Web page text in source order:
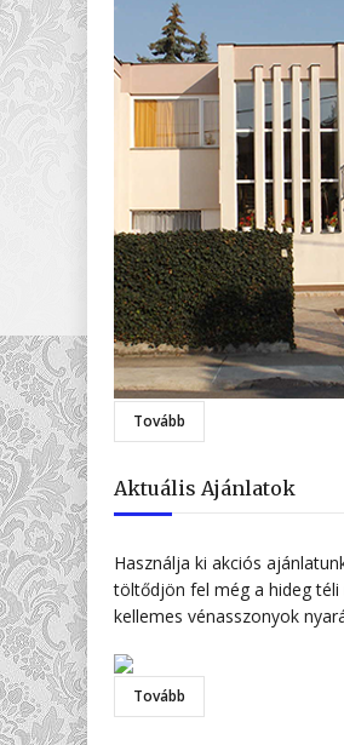
Tovább
Aktuális Ajánlatok
Használja ki akciós
töltődjön fel még a hideg téli
kellemes vénasszonyok
Tovább